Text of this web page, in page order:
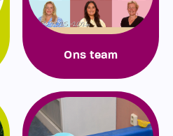
Ons team